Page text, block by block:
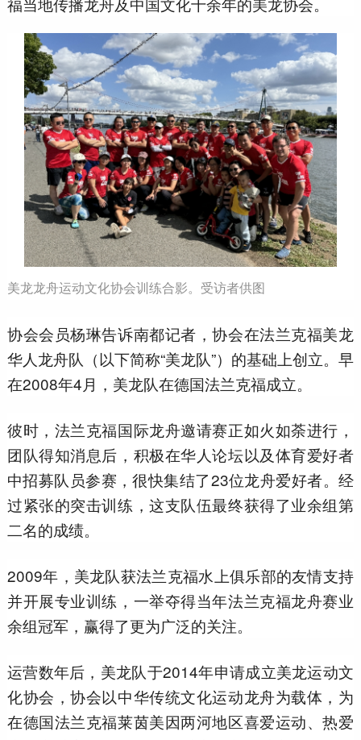
美龙龙舟运动文化协会训练合影。受访者供图
协会会员杨琳告诉南都记者，协会在法兰克福美龙
华人龙舟队（以下简称“美龙队”）的基础上创立。早
在2008年4月，美龙队在德国法兰克福成立。
彼时，法兰克福国际龙舟邀请赛正如火如荼进行，
团队得知消息后，积极在华人论坛以及体育爱好者
中招募队员参赛，很快集结了23位龙舟爱好者。经
过紧张的突击训练，这支队伍最终获得了业余组第
二名的成绩。
2009年，美龙队获法兰克福水上俱乐部的友情支持
并开展专业训练，一举夺得当年法兰克福龙舟赛业
余组冠军，赢得了更为广泛的关注。
运营数年后，美龙队于2014年申请成立美龙运动文
化协会，协会以中华传统文化运动龙舟为载体，为
在德国法兰克福莱茵美因两河地区喜爱运动、热爱